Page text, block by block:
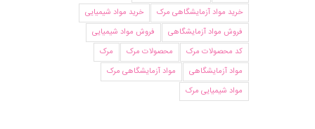
خرید مواد آزمایشگاهی مرک
خرید مواد شیمیایی
فروش مواد آزمایشگاهی
فروش مواد شیمیایی
کد محصولات مرک
محصولات مرک
مرک
مواد آزمایشگاهی
مواد آزمایشگاهی مرک
مواد شیمیایی مرک